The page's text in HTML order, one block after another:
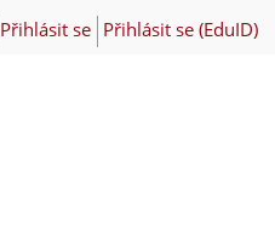
Přihlásit se Přihlásit se (EduID)